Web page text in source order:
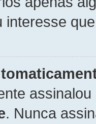
interesse
. Nunca